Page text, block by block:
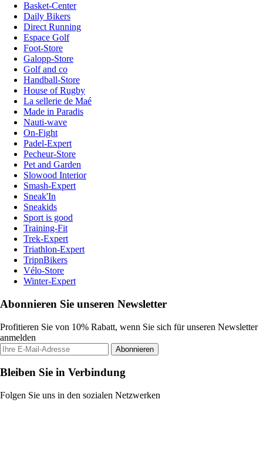
Basket-Center
Daily Bikers
Direct Running
Espace Golf
Foot-Store
Galopp-Store
Golf and co
Handball-Store
House of Rugby
La sellerie de Maé
Made in Paradis
Nauti-wave
On-Fight
Padel-Expert
Pecheur-Store
Pet and Garden
Slowood Interior
Smash-Expert
Sneak'In
Sneakids
Sport is good
Training-Fit
Trek-Expert
Triathlon-Expert
TripnBikers
Vélo-Store
Winter-Expert
Abonnieren Sie unseren Newsletter
Profitieren Sie von 10% Rabatt, wenn Sie sich für unseren Newsletter
anmelden
Abonnieren
Bleiben Sie in Verbindung
Folgen Sie uns in den sozialen Netzwerken